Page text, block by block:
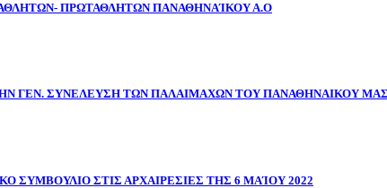
ΠΡΩΤΑΘΛΗΤΩΝ ΠΑΝΑΘΗΝΑΊΚΟΥ Α.Ο
ΓΕΝ. ΣΥΝΕΛΕΥΣΗ ΤΩΝ ΠΑΛΑΙΜΑΧΩΝ ΤΟΥ ΠΑΝΑΘΗΝΑΙΚΟΥ ΜΑΣ
ΣΥΜΒΟΥΛΙΟ ΣΤΙΣ ΑΡΧΑΙΡΕΣΙΕΣ ΤΗΣ 6 ΜΑΊΟΥ 2022